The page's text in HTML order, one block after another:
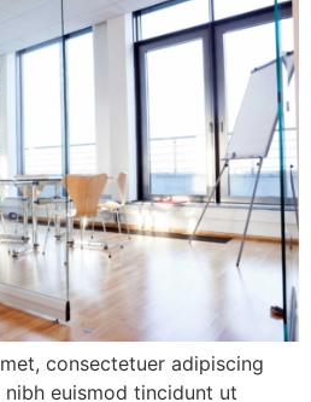
consectetuer adipiscing
euismod tincidunt ut